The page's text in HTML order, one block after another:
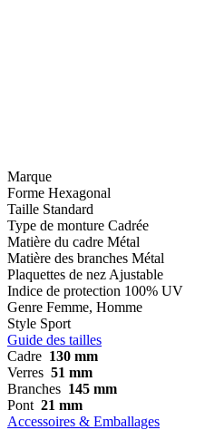
Marque
Forme Hexagonal
Taille Standard
Type de monture Cadrée
Matière du cadre Métal
Matière des branches Métal
Plaquettes de nez Ajustable
Indice de protection 100% UV
Genre Femme, Homme
Style Sport
Guide des tailles
Cadre 130 mm
Verres 51 mm
Branches 145 mm
Pont 21 mm
Accessoires & Emballages